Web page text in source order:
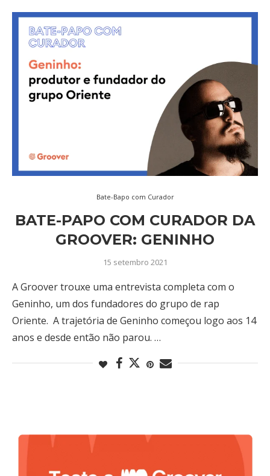
Bate-Bapo com Curador
BATE-PAPO COM CURADOR DA
GROOVER: GENINHO
15 setembro 2021
A Groover trouxe uma entrevista completa com o
Geninho, um dos fundadores do grupo de rap
Oriente. A trajetória de Geninho começou logo aos 14
anos e desde então não parou. …